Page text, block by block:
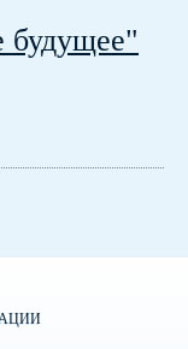
будущее"